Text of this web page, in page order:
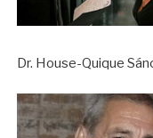
Dr. House-Quique